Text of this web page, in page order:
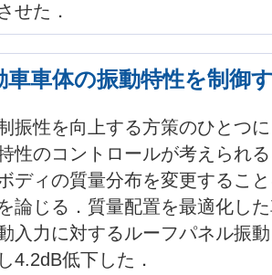
せた．
車車体の振動特性を制御
振性を向上する方策のひとつ
性のコントロールが考えられ
ディの質量分布を変更するこ
論じる．質量配置を最適化し
入力に対するルーフパネル振
4.2dB低下した．